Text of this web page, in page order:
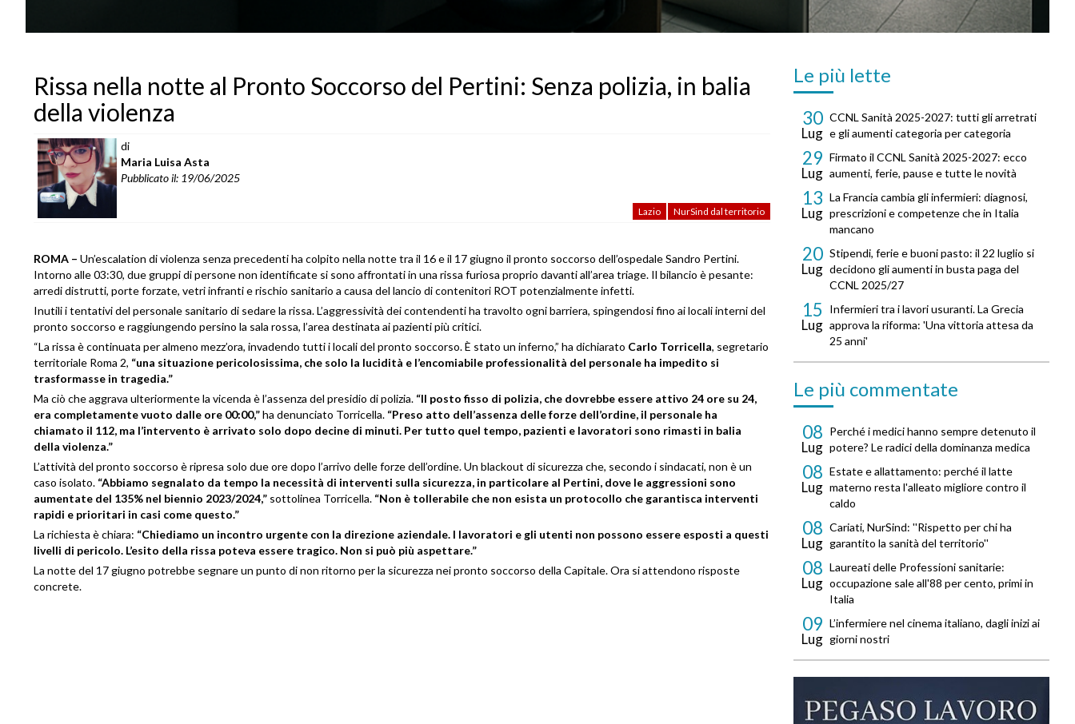
Rissa nella notte al Pronto Soccorso del Pertini: Senza polizia, in balia
della violenza
di
Maria Luisa Asta
Pubblicato il: 19/06/2025
Lazio NurSind dal territorio
ROMA – Un’escalation di violenza senza precedenti ha colpito nella notte tra il 16 e il 17 giugno il pronto soccorso dell’ospedale Sandro Pertini.
Intorno alle 03:30, due gruppi di persone non identificate si sono affrontati in una rissa furiosa proprio davanti all’area triage. Il bilancio è pesante:
arredi distrutti, porte forzate, vetri infranti e rischio sanitario a causa del lancio di contenitori ROT potenzialmente infetti.
Inutili i tentativi del personale sanitario di sedare la rissa. L’aggressività dei contendenti ha travolto ogni barriera, spingendosi fino ai locali interni del
pronto soccorso e raggiungendo persino la sala rossa, l’area destinata ai pazienti più critici.
“La rissa è continuata per almeno mezz’ora, invadendo tutti i locali del pronto soccorso. È stato un inferno,” ha dichiarato Carlo Torricella, segretario
territoriale Roma 2, “una situazione pericolosissima, che solo la lucidità e l’encomiabile professionalità del personale ha impedito si
trasformasse in tragedia.”
Ma ciò che aggrava ulteriormente la vicenda è l’assenza del presidio di polizia. “Il posto fisso di polizia, che dovrebbe essere attivo 24 ore su 24,
era completamente vuoto dalle ore 00:00,”ha denunciato Torricella. “Preso atto dell’assenza delle forze dell’ordine, il personale ha
chiamato il 112, ma l’intervento è arrivato solo dopo decine di minuti. Per tutto quel tempo, pazienti e lavoratori sono rimasti in balia
della violenza.”
L’attività del pronto soccorso è ripresa solo due ore dopo l’arrivo delle forze dell’ordine. Un blackout di sicurezza che, secondo i sindacati, non è un
caso isolato. “Abbiamo segnalato da tempo la necessità di interventi sulla sicurezza, in particolare al Pertini, dove le aggressioni sono
aumentate del 135% nel biennio 2023/2024,” sottolinea Torricella. “Non è tollerabile che non esista un protocollo che garantisca interventi
rapidi e prioritari in casi come questo.”
La richiesta è chiara: “Chiediamo un incontro urgente con la direzione aziendale. I lavoratori e gli utenti non possono essere esposti a questi
livelli di pericolo. L’esito della rissa poteva essere tragico. Non si può più aspettare.”
La notte del 17 giugno potrebbe segnare un punto di non ritorno per la sicurezza nei pronto soccorso della Capitale. Ora si attendono risposte
concrete.
Le più lette
30
Lug
CCNL Sanità 2025-2027: tutti gli arretrati
e gli aumenti categoria per categoria
29
Lug
Firmato il CCNL Sanità 2025-2027: ecco
aumenti, ferie, pause e tutte le novità
13
Lug
La Francia cambia gli infermieri: diagnosi,
prescrizioni e competenze che in Italia
mancano
20
Lug
Stipendi, ferie e buoni pasto: il 22 luglio si
decidono gli aumenti in busta paga del
CCNL 2025/27
15
Lug
Infermieri tra i lavori usuranti. La Grecia
approva la riforma: 'Una vittoria attesa da
25 anni'
Le più commentate
08
Lug
Perché i medici hanno sempre detenuto il
potere? Le radici della dominanza medica
08
Lug
Estate e allattamento: perché il latte
materno resta l'alleato migliore contro il
caldo
08
Lug
Cariati, NurSind: ''Rispetto per chi ha
garantito la sanità del territorio''
08
Lug
Laureati delle Professioni sanitarie:
occupazione sale all'88 per cento, primi in
Italia
09
Lug
L’infermiere nel cinema italiano, dagli inizi ai
giorni nostri